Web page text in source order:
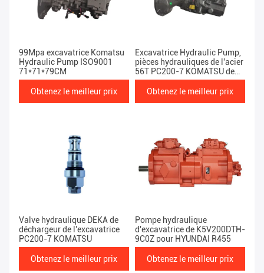
99Mpa excavatrice Komatsu
Hydraulic Pump ISO9001
71*71*79CM
Obtenez le meilleur prix
Excavatrice Hydraulic Pump,
pièces hydrauliques de l'acier
56T PC200-7 KOMATSU de
HPV95 KOMATSU
Obtenez le meilleur prix
Valve hydraulique DEKA de
déchargeur de l'excavatrice
PC200-7 KOMATSU
Obtenez le meilleur prix
Pompe hydraulique
d'excavatrice de K5V200DTH-
9C0Z pour HYUNDAI R455
Obtenez le meilleur prix